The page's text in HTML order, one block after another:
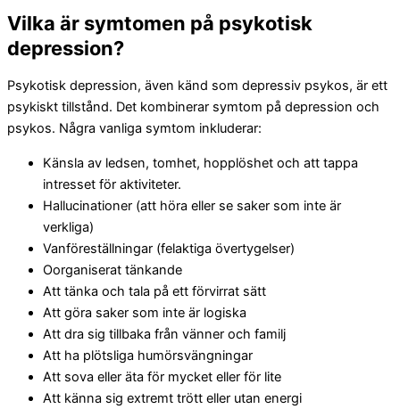
Vilka är symtomen på psykotisk
depression?
Psykotisk depression, även känd som depressiv psykos, är ett
psykiskt tillstånd. Det kombinerar symtom på depression och
psykos. Några vanliga symtom inkluderar:
Känsla av ledsen, tomhet, hopplöshet och att tappa
intresset för aktiviteter.
Hallucinationer (att höra eller se saker som inte är
verkliga)
Vanföreställningar (felaktiga övertygelser)
Oorganiserat tänkande
Att tänka och tala på ett förvirrat sätt
Att göra saker som inte är logiska
Att dra sig tillbaka från vänner och familj
Att ha plötsliga humörsvängningar
Att sova eller äta för mycket eller för lite
Att känna sig extremt trött eller utan energi